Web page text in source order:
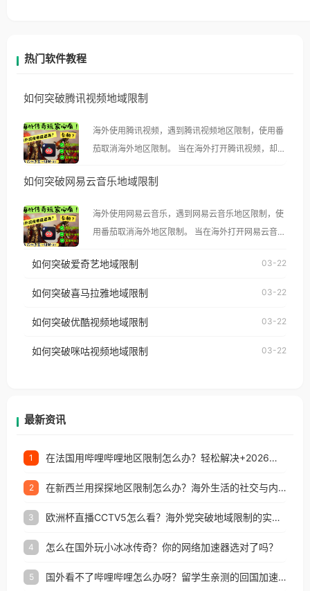
热门软件教程
如何突破腾讯视频地域限制
海外使用腾讯视频，遇到腾讯视频地区限制，使用番
茄取消海外地区限制。 当在海外打开腾讯视频，却突
示语。 海外用户如香港、澳门、台湾、美国、加拿
像其他音乐平台一样，出现地区及版权限制问题，且
仅能在中国大陆地区播放。 遇到这个问题的朋友们，
台湾、美国、加拿大、澳大利亚、欧洲等国家和地区
权限制所困扰。
如何突破网易云音乐地域限制
海外使用网易云音乐，遇到网易云音乐地区限制，使
用番茄取消海外地区限制。 当在海外打开网易云音
播放”的提示语。 海外用户如香港、澳门、台湾、美
制问题，且仅能在中国大陆地区播放。 遇到这个问题
户收听网易云音乐地区版权限制」的问题，无论人在
如何突破爱奇艺地域限制 03-22
如何突破喜马拉雅地域限制 03-22
如何突破优酷视频地域限制 03-22
如何突破咪咕视频地域限制 03-22
最新资讯
1 在法国用哔哩哔哩地区限制怎么办？轻松解决+2026世界杯看球攻略
2 在新西兰用探探地区限制怎么办？海外生活的社交与内容之困
3 欧洲杯直播CCTV5怎么看？海外党突破地域限制的实用指南
4 怎么在国外玩小冰冰传奇？你的网络加速器选对了吗？
5 国外看不了哔哩哔哩怎么办呀？留学生亲测的回国加速全攻略（含酷我音乐渤海银行解决方法）